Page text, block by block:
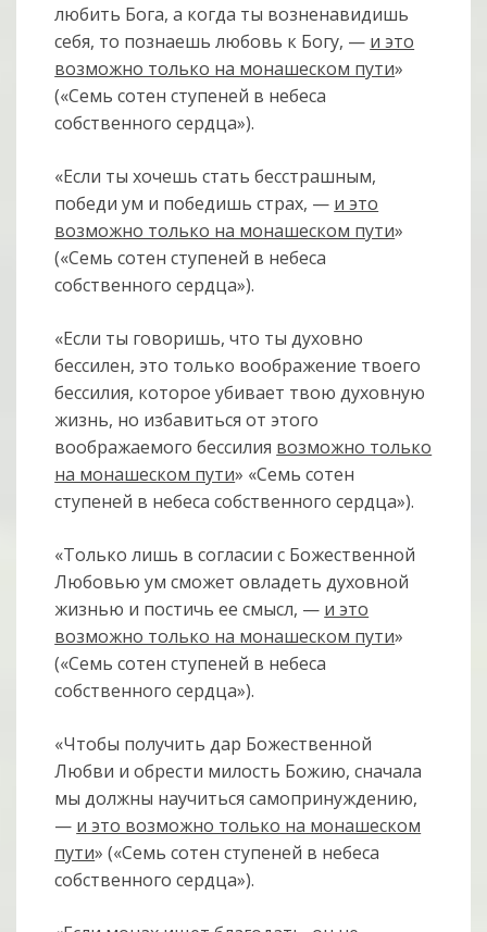
любить Бога, а когда ты возненавидишь
себя, то познаешь любовь к Богу, — и это
возможно только на монашеском пути»
(«Семь сотен ступеней в небеса
собственного сердца»).
«Если ты хочешь стать бесстрашным,
победи ум и победишь страх, — и это
возможно только на монашеском пути»
(«Семь сотен ступеней в небеса
собственного сердца»).
«Если ты говоришь, что ты духовно
бессилен, это только воображение твоего
бессилия, которое убивает твою духовную
жизнь, но избавиться от этого
воображаемого бессилия возможно только
на монашеском пути» «Семь сотен
ступеней в небеса собственного сердца»).
«Только лишь в согласии с Божественной
Любовью ум сможет овладеть духовной
жизнью и постичь ее смысл, — и это
возможно только на монашеском пути»
(«Семь сотен ступеней в небеса
собственного сердца»).
«Чтобы получить дар Божественной
Любви и обрести милость Божию, сначала
мы должны научиться самопринуждению,
— и это возможно только на монашеском
пути» («Семь сотен ступеней в небеса
собственного сердца»).